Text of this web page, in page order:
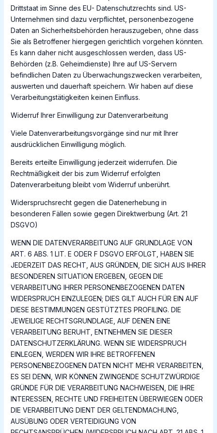
Drittstaat im Sinne des EU- Datenschutzrechts sind. US-
Unternehmen sind dazu verpflichtet, personenbezogene
Daten an Sicherheitsbehörden herauszugeben, ohne dass
Sie als Betroffener hiergegen gerichtlich vorgehen könnten.
Es kann daher nicht ausgeschlossen werden, dass US-
Behörden (z.B. Geheimdienste) Ihre auf US-Servern
befindlichen Daten zu Überwachungszwecken verarbeiten,
auswerten und dauerhaft speichern. Wir haben auf diese
Verarbeitungstätigkeiten keinen Einfluss.
Widerruf Ihrer Einwilligung zur Datenverarbeitung
Viele Datenverarbeitungsvorgänge sind nur mit Ihrer
ausdrücklichen Einwilligung möglich.
Bereits erteilte Einwilligung jederzeit widerrufen. Die
Rechtmäßigkeit der bis zum Widerruf erfolgten
Datenverarbeitung bleibt vom Widerruf unberührt.
Widerspruchsrecht gegen die Datenerhebung in
besonderen Fällen sowie gegen Direktwerbung (Art. 21
DSGVO)
WENN DIE DATENVERARBEITUNG AUF GRUNDLAGE VON
ART. 6 ABS. 1 LIT. E ODER F DSGVO ERFOLGT, HABEN SIE
JEDERZEIT DAS RECHT, AUS GRÜNDEN, DIE SICH AUS IHRER
BESONDEREN SITUATION ERGEBEN, GEGEN DIE
VERARBEITUNG IHRER PERSONENBEZOGENEN DATEN
WIDERSPRUCH EINZULEGEN; DIES GILT AUCH FÜR EIN AUF
DIESE BESTIMMUNGEN GESTÜTZTES PROFILING. DIE
JEWEILIGE RECHTSGRUNDLAGE, AUF DENEN EINE
VERARBEITUNG BERUHT, ENTNEHMEN SIE DIESER
DATENSCHUTZERKLÄRUNG. WENN SIE WIDERSPRUCH
EINLEGEN, WERDEN WIR IHRE BETROFFENEN
PERSONENBEZOGENEN DATEN NICHT MEHR VERARBEITEN,
ES SEI DENN, WIR KÖNNEN ZWINGENDE SCHUTZWÜRDIGE
GRÜNDE FÜR DIE VERARBEITUNG NACHWEISEN, DIE IHRE
INTERESSEN, RECHTE UND FREIHEITEN ÜBERWIEGEN ODER
DIE VERARBEITUNG DIENT DER GELTENDMACHUNG,
AUSÜBUNG ODER VERTEIDIGUNG VON